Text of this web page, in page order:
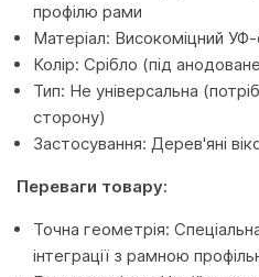
профілю рами
Матеріал: Високоміцний УФ-
Колір: Срібло (під
Тип: Не універсальна
сторону)
Застосування: Дерев'яні
Переваги товару:
Точна геометрія:
інтеграції з рамною